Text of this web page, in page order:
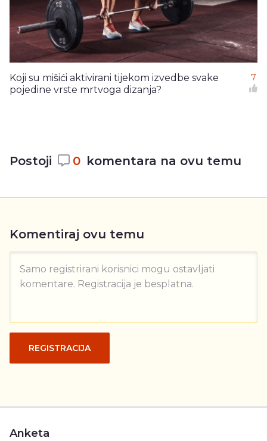
Koji su mišići aktivirani tijekom izvedbe svake
pojedine vrste mrtvoga dizanja?
7
Postoji 0 komentara na ovu temu
Komentiraj ovu temu
Samo registrirani korisnici mogu ostavljati
komentare. Registracija je besplatna.
REGISTRACIJA
Anketa